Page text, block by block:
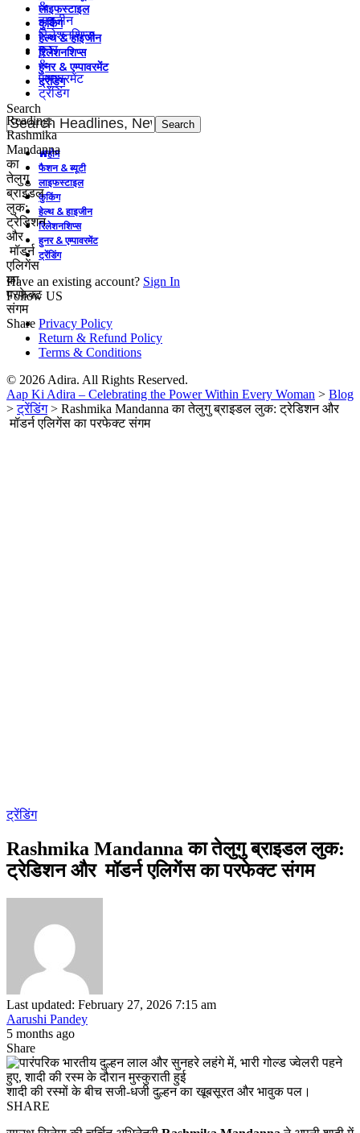
&
हाइजीन
रिलेशनशिप्स
हुनर
&
एम्पावरमेंट
ट्रेंडिंग
Reading:
Rashmika
Mandanna
का
तेलुगु
ब्राइडल
लुक:
ट्रेडिशन
और
मॉडर्न
एलिगेंस
का
परफेक्ट
संगम
Share
लाइफस्टाइल
कुकिंग
हेल्थ & हाइजीन
रिलेशनशिप्स
हुनर & एम्पावरमेंट
ट्रेंडिंग
Search
होम
फैशन & ब्यूटी
लाइफस्टाइल
कुकिंग
हेल्थ & हाइजीन
रिलेशनशिप्स
हुनर & एम्पावरमेंट
ट्रेंडिंग
Have an existing account? Sign In
Follow US
Privacy Policy
Return & Refund Policy
Terms & Conditions
© 2026 Adira. All Rights Reserved.
Aap Ki Adira – Celebrating the Power Within Every Woman > Blog
>ट्रेंडिंग> Rashmika Mandanna का तेलुगु ब्राइडल लुक: ट्रेडिशन और
मॉडर्न एलिगेंस का परफेक्ट संगम
ट्रेंडिंग
Rashmika Mandanna का तेलुगु ब्राइडल लुक:
ट्रेडिशन और मॉडर्न एलिगेंस का परफेक्ट संगम
Last updated: February 27, 2026 7:15 am
Aarushi Pandey
5 months ago
Share
शादी की रस्मों के बीच सजी-धजी दुल्हन का खूबसूरत और भावुक पल।
SHARE